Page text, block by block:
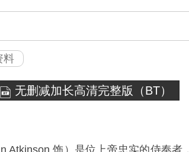
料
无删减加长高清完整版（BT）
Atkinson 饰）是位上帝忠实的侍奉者，